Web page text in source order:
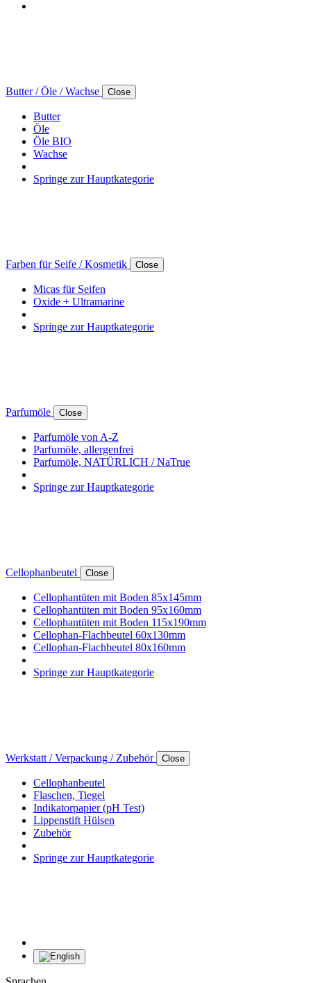
Butter / Öle / Wachse Close
Butter
Öle
Öle BIO
Wachse
Springe zur Hauptkategorie
Farben für Seife / Kosmetik Close
Micas für Seifen
Oxide + Ultramarine
Springe zur Hauptkategorie
Parfumöle Close
Parfumöle von A-Z
Parfumöle, allergenfrei
Parfumöle, NATÜRLICH / NaTrue
Springe zur Hauptkategorie
Cellophanbeutel Close
Cellophantüten mit Boden 85x145mm
Cellophantüten mit Boden 95x160mm
Cellophantüten mit Boden 115x190mm
Cellophan-Flachbeutel 60x130mm
Cellophan-Flachbeutel 80x160mm
Springe zur Hauptkategorie
Werkstatt / Verpackung / Zubehör Close
Cellophanbeutel
Flaschen, Tiegel
Indikatorpapier (pH Test)
Lippenstift Hülsen
Zubehör
Springe zur Hauptkategorie